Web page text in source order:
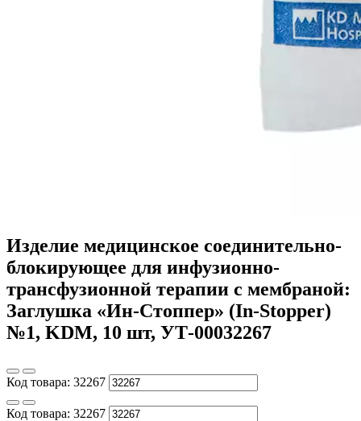
Изделие медицинское соединительно-
блокирующее для инфузионно-
трансфузионной терапии с мембраной:
Заглушка «Ин-Стоппер» (In-Stopper)
№1, KDM, 10 шт, УТ-00032267
Код товара: 32267
Код товара: 32267